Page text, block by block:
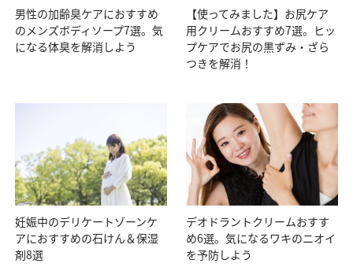
男性の加齢臭ケアにおすすめ
のメンズボディソープ7選。気
になる体臭を解消しよう
【使ってみました】お尻ケア
用クリームおすすめ7選。ヒッ
プケアでお尻の黒ずみ・ざら
つきを解消！
妊娠中のデリケートゾーンケ
アにおすすめの石けん＆保湿
剤8選
デオドラントクリームおすす
め6選。気になるワキのニオイ
を予防しよう